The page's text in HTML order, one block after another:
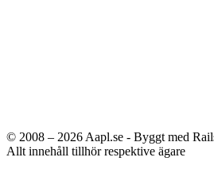
© 2008 – 2026 Aapl.se - Byggt med
Allt innehåll tillhör respektive ägare